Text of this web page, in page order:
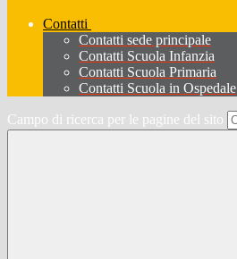
Contatti
Contatti sede principale
Contatti Scuola Infanzia
Contatti Scuola Primaria
Contatti Scuola in Ospedale
Campo di ricerca per le pagine del sito